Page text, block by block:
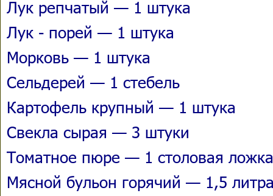
Лук репчатый — 1 штука
Лук - порей — 1 штука
Морковь — 1 штука
Сельдерей — 1 стебель
Картофель крупный — 1 штука
Свекла сырая — 3 штуки
Томатное пюре — 1 столовая ложка
Мясной бульон горячий — 1,5